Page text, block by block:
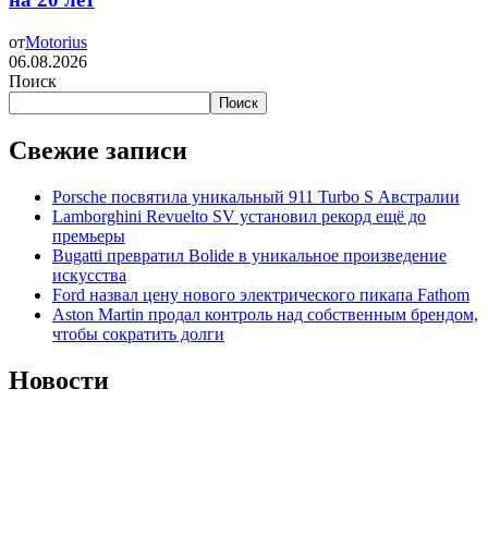
отMotorius
06.08.2026
Поиск
Поиск
Свежие записи
Porsche посвятила уникальный 911 Turbo S Австралии
Lamborghini Revuelto SV установил рекорд ещё до
премьеры
Bugatti превратил Bolide в уникальное произведение
искусства
Ford назвал цену нового электрического пикапа Fathom
Aston Martin продал контроль над собственным брендом,
чтобы сократить долги
Новости